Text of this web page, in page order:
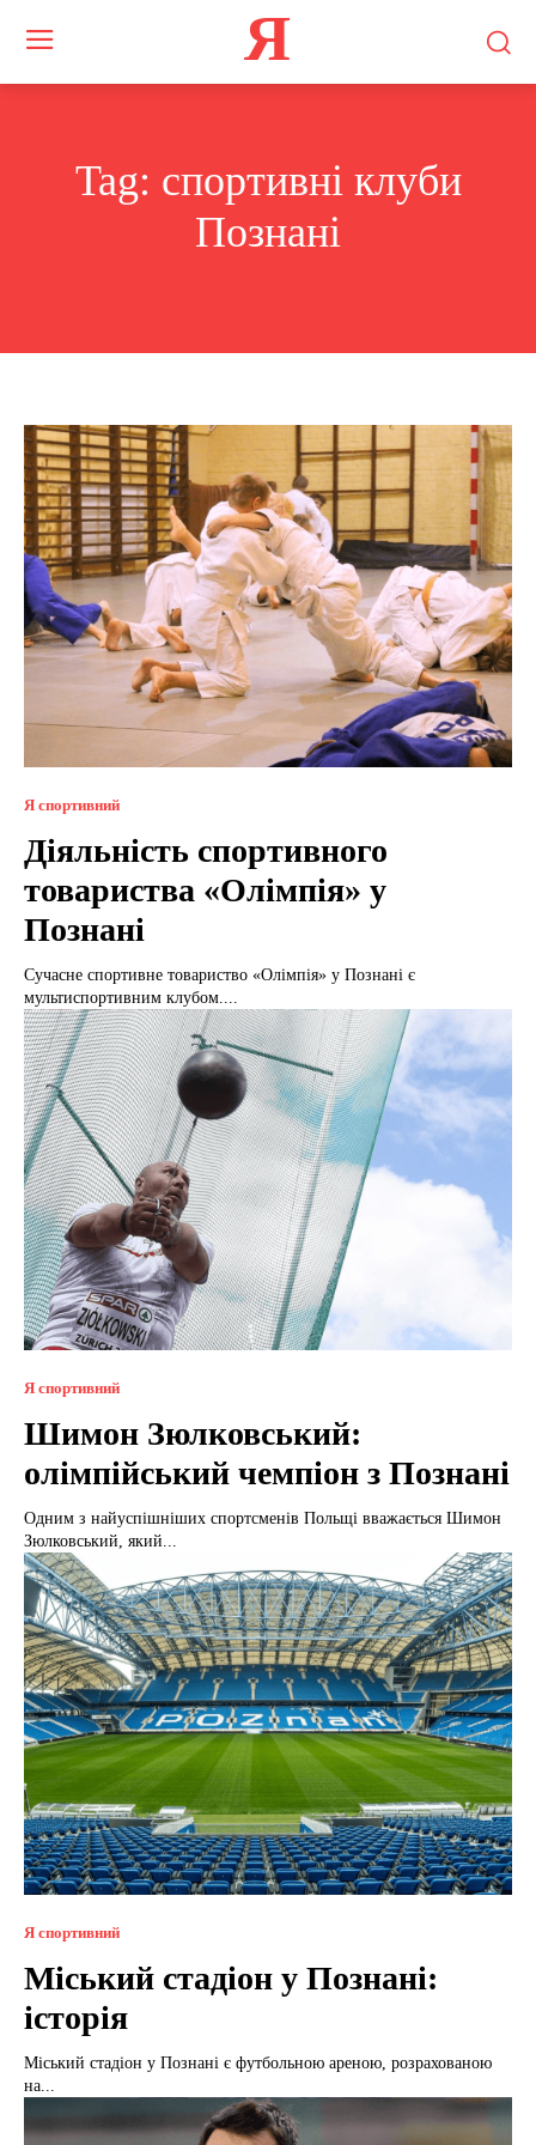
Я
Tag: спортивні клуби
Познані
Я спортивний
Діяльність спортивного
товариства «Олімпія» у
Познані
Сучасне спортивне товариство «Олімпія» у Познані є
мультиспортивним клубом....
Я спортивний
Шимон Зюлковський:
олімпійський чемпіон з Познані
Одним з найуспішніших спортсменів Польщі вважається Шимон
Зюлковський, який...
Я спортивний
Міський стадіон у Познані:
історія
Міський стадіон у Познані є футбольною ареною, розрахованою
на...